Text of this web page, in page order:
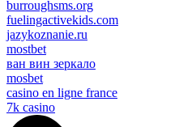
burroughsms.org
fuelingactivekids.com
jazykoznanie.ru
mostbet
ван вин зеркало
mosbet
casino en ligne france
7k casino